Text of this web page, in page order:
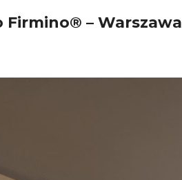
– Warszawa